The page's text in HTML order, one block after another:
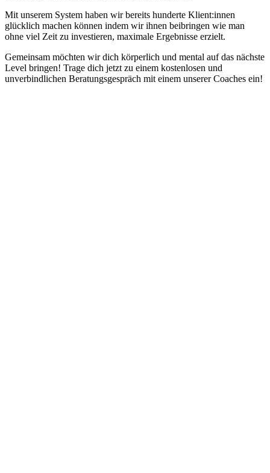
swipe
gestures.
Mit unserem System haben wir bereits hunderte Klient:innen
glücklich machen können indem wir ihnen beibringen wie man
ohne viel Zeit zu investieren, maximale Ergebnisse erzielt.
Gemeinsam möchten wir dich körperlich und mental auf das nächste
Level bringen! Trage dich jetzt zu einem kostenlosen und
unverbindlichen Beratungsgespräch mit einem unserer Coaches ein!